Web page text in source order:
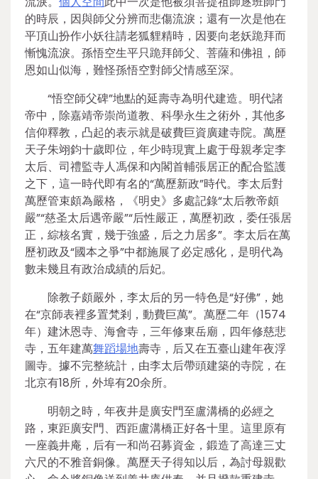
的時辰，因與師父分辨而悲傷流淚；還有一次是他在
平頂山扮作小妖往請老狐貍精時，因要向老妖跪拜而
慚愧流淚。孫悟空生平只跪拜師父、菩薩和佛祖，師
恩如山似海，難怪孫悟空對師父情感至深。
“悟空師父碑”地點的延壽寺為明代建造。明代諸
帝中，除嘉靖帝崇尚道教、科學永生之術外，其他多
信仰釋教，凸起的表示就是破費巨資廣建寺院。萬歷
天子朱翊鈞十歲即位，年少時現實上處于母親孝定李
太后、司禮監寺人馮保和內閣首輔張居正的配合監護
之下，這一時代即有名的“萬歷新政”時代。李太后對
萬歷管束頗為嚴格，《明史》多處記錄“太后教帝頗
嚴”“慈圣太后遇帝嚴”“后性嚴正，萬歷初政，委任張居
正，綜核名實，幾于強盛，后之力居多”。李太后在萬
歷初政及“國本之爭”中都施展了必定感化，是明代為
數未幾且有政治成績的后妃。
除教子頗嚴外，李太后的另一特色是“好佛”，她
在“京師表裡多置梵剎，動費巨萬”。萬歷二年（1574
年）建沐恩寺、海會寺，三年修東岳廟，四年修慈悲
寺，五年建萬舞蹈場地壽寺，后又在五臺山建年夜浮
圖寺。據不完整統計，由李太后帶頭建築的寺院，在
北京有18所，外埠有20余所。
明朝之時，年夜井是廣安門至盧溝橋的必經之
路，東距廣安門、西距盧溝橋正好各十里。這里原有
一座義井庵，后有一和尚召募資金，鍛造了高達三丈
六尺的不雅音銅像。萬歷天子得知以后，為討母親歡